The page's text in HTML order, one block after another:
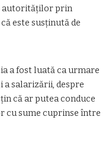
autorităților prin
este susținută de
a fost luată ca urmare
salarizării, despre
că ar putea conduce
cu sume cuprinse între